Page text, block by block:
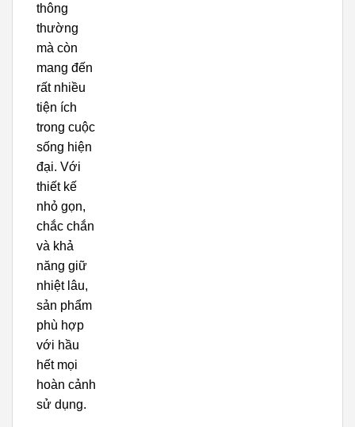
thông
thường
mà còn
mang đến
rất nhiều
tiện ích
trong cuộc
sống hiện
đại. Với
thiết kế
nhỏ gọn,
chắc chắn
và khả
năng giữ
nhiệt lâu,
sản phẩm
phù hợp
với hầu
hết mọi
hoàn cảnh
sử dụng.